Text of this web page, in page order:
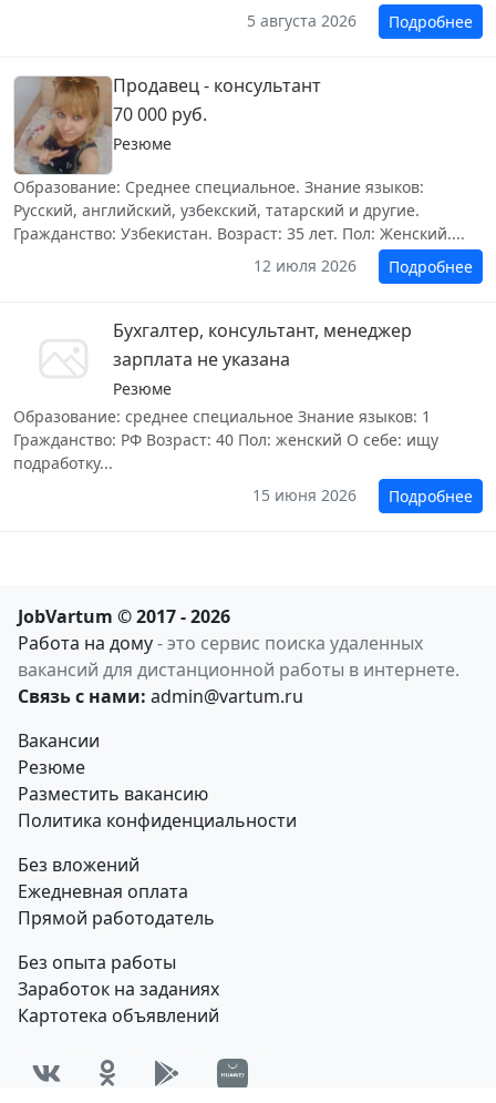
5 августа 2026
Подробнее
Продавец - консультант
70 000 руб.
Резюме
Образование: Среднее специальное. Знание языков:
Русский, английский, узбекский, татарский и другие.
Гражданство: Узбекистан. Возраст: 35 лет. Пол: Женский....
12 июля 2026
Подробнее
Бухгалтер, консультант, менеджер
зарплата не указана
Резюме
Образование: среднее специальное Знание языков: 1
Гражданство: РФ Возраст: 40 Пол: женский О себе: ищу
подработку...
15 июня 2026
Подробнее
JobVartum © 2017 - 2026
Работа на дому- это сервис поиска удаленных
вакансий для дистанционной работы в интернете.
Связь с нами: admin@vartum.ru
Вакансии
Резюме
Разместить вакансию
Политика конфиденциальности
Без вложений
Ежедневная оплата
Прямой работодатель
Без опыта работы
Заработок на заданиях
Картотека объявлений